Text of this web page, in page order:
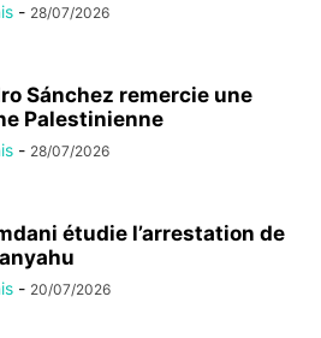
- 28/07/2026
Sánchez remercie une
Palestinienne
- 28/07/2026
étudie l’arrestation de
- 20/07/2026